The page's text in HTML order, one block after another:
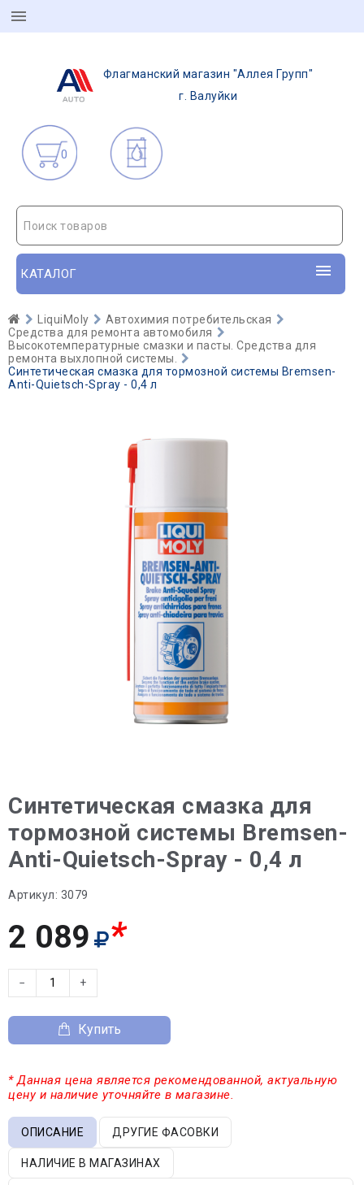
Флагманский магазин "Аллея Групп"
г. Валуйки
0
Поиск товаров
КАТАЛОГ
LiquiMoly
Автохимия потребительская
Средства для ремонта автомобиля
Высокотемпературные смазки и пасты. Средства для
ремонта выхлопной системы.
Синтетическая смазка для тормозной системы Bremsen-
Anti-Quietsch-Spray - 0,4 л
Синтетическая смазка для
тормозной системы Bremsen-
Anti-Quietsch-Spray - 0,4 л
Артикул: 3079
2 089 *
− +
Купить
* Данная цена является рекомендованной, актуальную
цену и наличие уточняйте в магазине.
ОПИСАНИЕ ДРУГИЕ ФАСОВКИ
НАЛИЧИЕ В МАГАЗИНАХ